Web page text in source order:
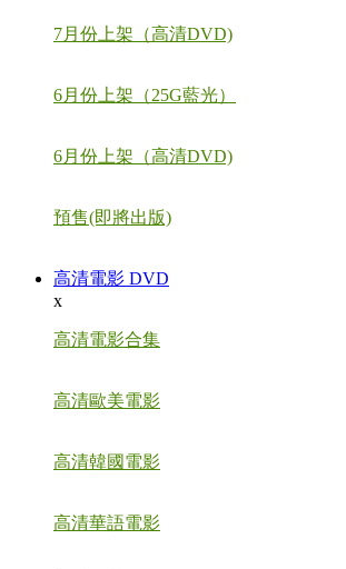
7月份上架（高清DVD)
6月份上架（25G藍光）
6月份上架（高清DVD)
預售(即將出版)
高清電影 DVD
x
高清電影合集
高清歐美電影
高清韓國電影
高清華語電影